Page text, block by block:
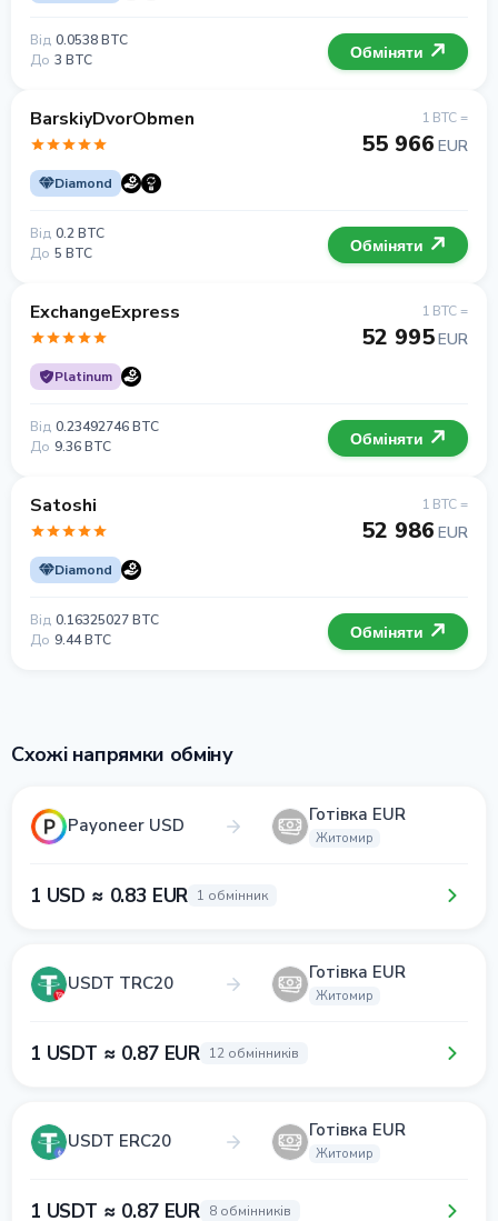
Від 0.0538 BTC
До 3 BTC Обміняти
BarskiyDvorObmen
Diamond
1 BTC =
55 966 EUR
Від 0.2 BTC
До 5 BTC Обміняти
ExchangeExpress
Platinum
1 BTC =
52 995EUR
Від 0.23492746 BTC
До 9.36 BTC Обміняти
Satoshi
Diamond
1 BTC =
52 986 EUR
Від 0.16325027 BTC
До 9.44 BTC Обміняти
Схожі напрямки обміну
Payoneer USD Готівка EUR
Житомир
1 USD ≈ 0.83 EUR 1 обмінник
USDT TRC20 Готівка EUR
Житомир
1 USDT ≈ 0.87 EUR 12 обмінників
USDT ERC20 Готівка EUR
Житомир
1 USDT ≈ 0.87 EUR 8 обмінників